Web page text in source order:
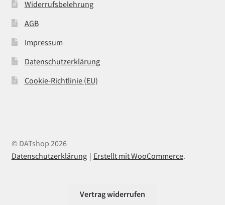
Widerrufsbelehrung
AGB
Impressum
Datenschutzerklärung
Cookie-Richtlinie (EU)
© DATshop 2026
Datenschutzerklärung
Erstellt mit WooCommerce.
Vertrag widerrufen